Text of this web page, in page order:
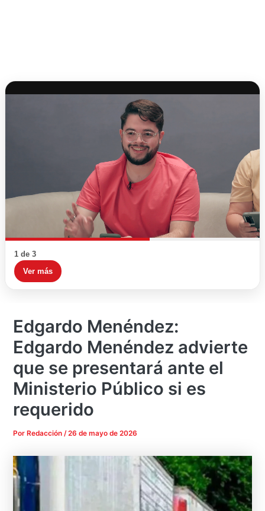
1 de 3
Ver más
Edgardo Menéndez:
Edgardo Menéndez advierte
que se presentará ante el
Ministerio Público si es
requerido
Por Redacción/26 de mayo de 2026